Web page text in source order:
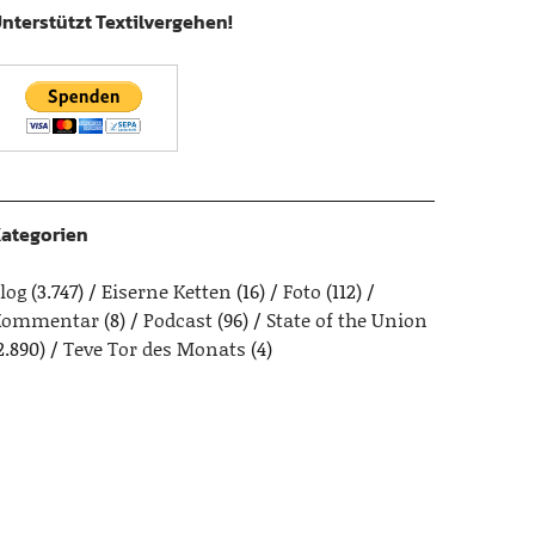
Textilvergehen!
(3.747) Eiserne Ketten (16) Foto (112)
(8) Podcast(96)
State of the Union
Teve Tor des Monats (4)